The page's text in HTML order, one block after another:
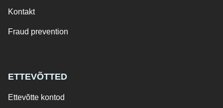
Kontakt
Fraud prevention
ETTEVÕTTED
Ettevõtte kontod